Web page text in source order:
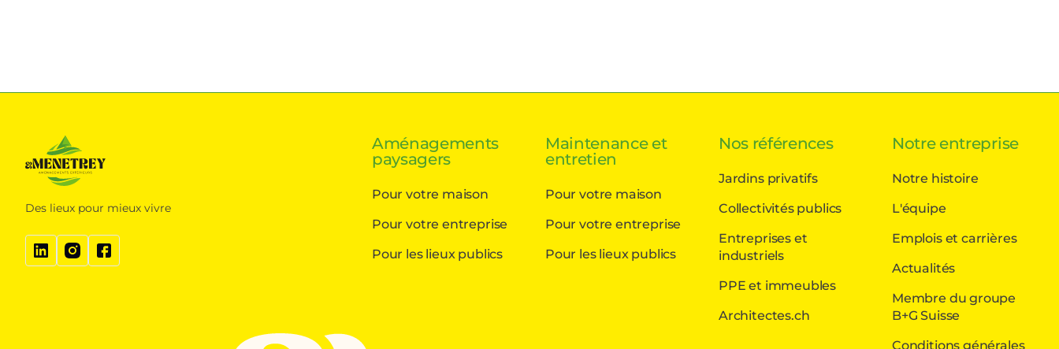
Des lieux pour mieux vivre
Aménagements
paysagers
Pour votre maison
Pour votre entreprise
Pour les lieux publics
Maintenance et
entretien
Pour votre maison
Pour votre entreprise
Pour les lieux publics
Nos références
Jardins privatifs
Collectivités publics
Entreprises et
industriels
PPE et immeubles
Architectes.ch
Notre entreprise
Notre histoire
L'équipe
Emplois et carrières
Actualités
Membre du groupe
B+G Suisse
Conditions générales